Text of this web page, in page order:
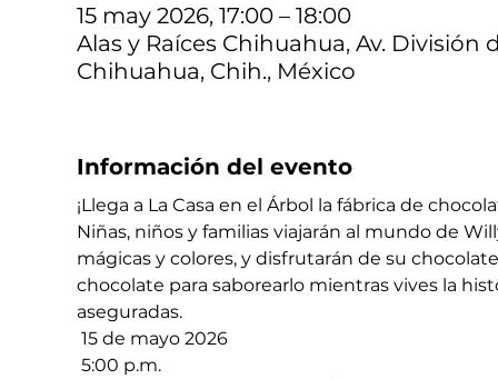
15 may 2026, 17:00 – 18:00
Alas y Raíces Chihuahua, Av. División
Chihuahua, Chih., México
Información del evento
¡Llega a La Casa en el Árbol la fábrica de
Niñas, niños y familias viajarán al mundo de
mágicas y colores, y disfrutarán de su
chocolate para saborearlo mientras vives la
aseguradas.
15 de mayo 2026
5:00 p.m.